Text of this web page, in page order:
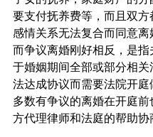
要支付抚养费等，而且双
感情关系无法复合而同意离
而争议离婚刚好相反，是
于婚姻期间全部或部分相
法达成协议而需要法院开庭
多数有争议的离婚在开庭前
方代理律师和法庭的帮助协